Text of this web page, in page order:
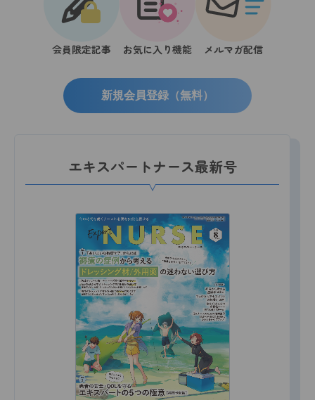
会員限定記事 お気に入り機能 メルマガ配信
新規会員登録（無料）
エキスパートナース最新号